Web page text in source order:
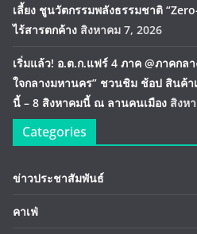
เลี้ยง ชูนวัตกรรมพลังธรรมชาติ
ไร้สารตกค้าง สิงหาคม 7, 2026
เริ่มแล้ว! อ.ต.ก.แฟร์ 4 ภาค @ภาคกล
ใจกลางมหานคร” ชวนชิม ช้อป สินค้
นี้ – 8 สิงหาคมนี้ ณ ลานคนเมือง สิงห
Categories
ข่าวประชาสัมพันธ์
คาเฟ่